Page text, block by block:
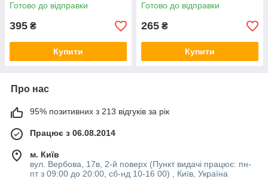
Готово до відправки
395 ₴
Купити
Готово до відправки
265 ₴
Купити
Про нас
95% позитивних з 213 відгуків за рік
Працює з 06.08.2014
м. Київ
вул. Вербова, 17в, 2-й поверх (Пункт видачі працює: пн-
пт з 09:00 до 20:00, сб-нд 10-16 00) , Київ, Україна